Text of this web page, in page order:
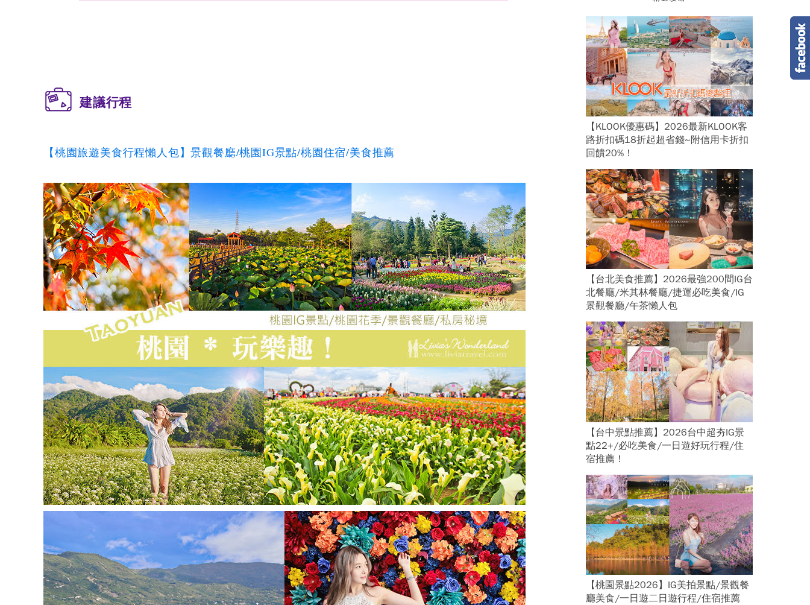
建議行程
【桃園旅遊美食行程懶人包】景觀餐廳/桃園IG景點/桃園住宿/美食推薦
【KLOOK優惠碼】2026最新KLOOK客
路折扣碼18折起超省錢~附信用卡折扣
回饋20%！
【台北美食推薦】2026最強200間IG台
北餐廳/米其林餐廳/捷運必吃美食/IG
景觀餐廳/午茶懶人包
【台中景點推薦】2026台中超夯IG景
點22+/必吃美食/一日遊好玩行程/住
宿推薦！
【桃園景點2026】IG美拍景點/景觀餐
廳美食/一日遊二日遊行程/住宿推薦